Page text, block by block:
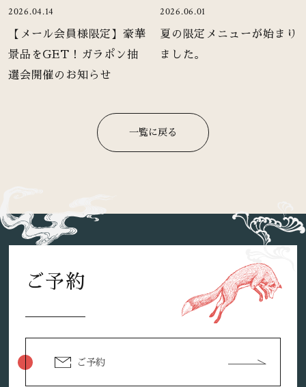
2026.04.14
【メール会員様限定】豪華
景品をGET！ガラポン抽
選会開催のお知らせ
一覧に戻る
2026.06.01
夏の限定メニューが始まり
ました。
ご予約
ご予約